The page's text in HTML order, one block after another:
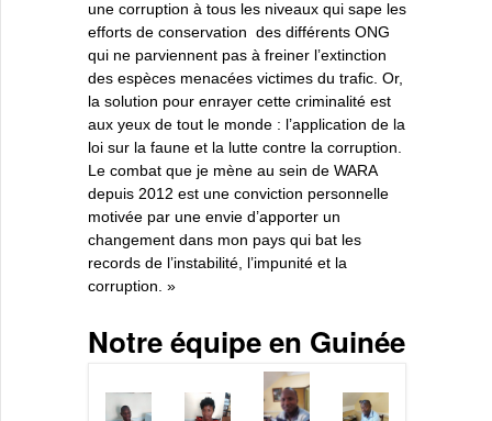
une corruption à tous les niveaux qui sape les
efforts de conservation des différents ONG
qui ne parviennent pas à freiner l’extinction
des espèces menacées victimes du trafic. Or,
la solution pour enrayer cette criminalité est
aux yeux de tout le monde : l’application de la
loi sur la faune et la lutte contre la corruption.
Le combat que je mène au sein de WARA
depuis 2012 est une conviction personnelle
motivée par une envie d’apporter un
changement dans mon pays qui bat les
records de l’instabilité, l’impunité et la
corruption. »
Notre équipe en Guinée